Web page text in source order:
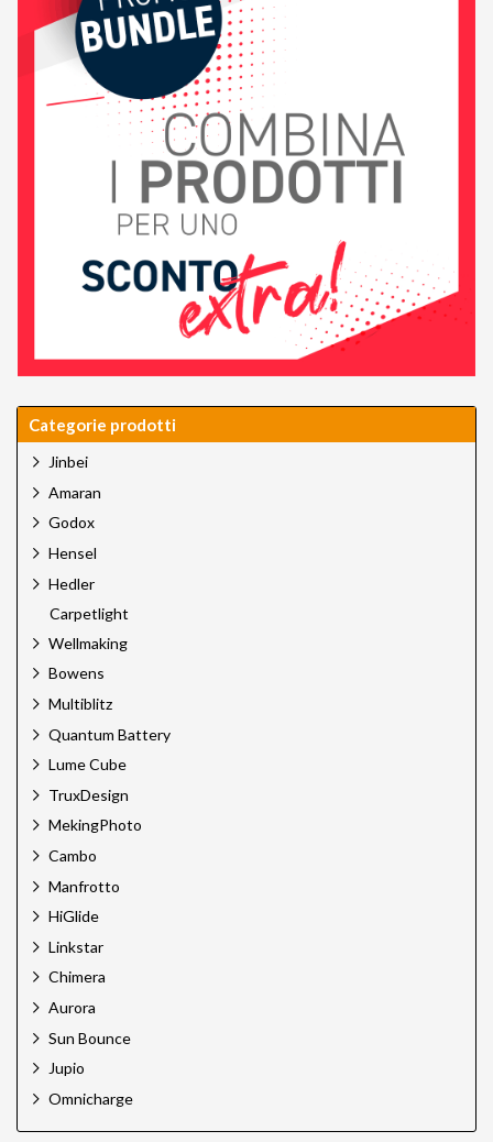
Categorie prodotti
Jinbei
Amaran
Godox
Hensel
Hedler
Carpetlight
Wellmaking
Bowens
Multiblitz
Quantum Battery
Lume Cube
TruxDesign
MekingPhoto
Cambo
Manfrotto
HiGlide
Linkstar
Chimera
Aurora
Sun Bounce
Jupio
Omnicharge